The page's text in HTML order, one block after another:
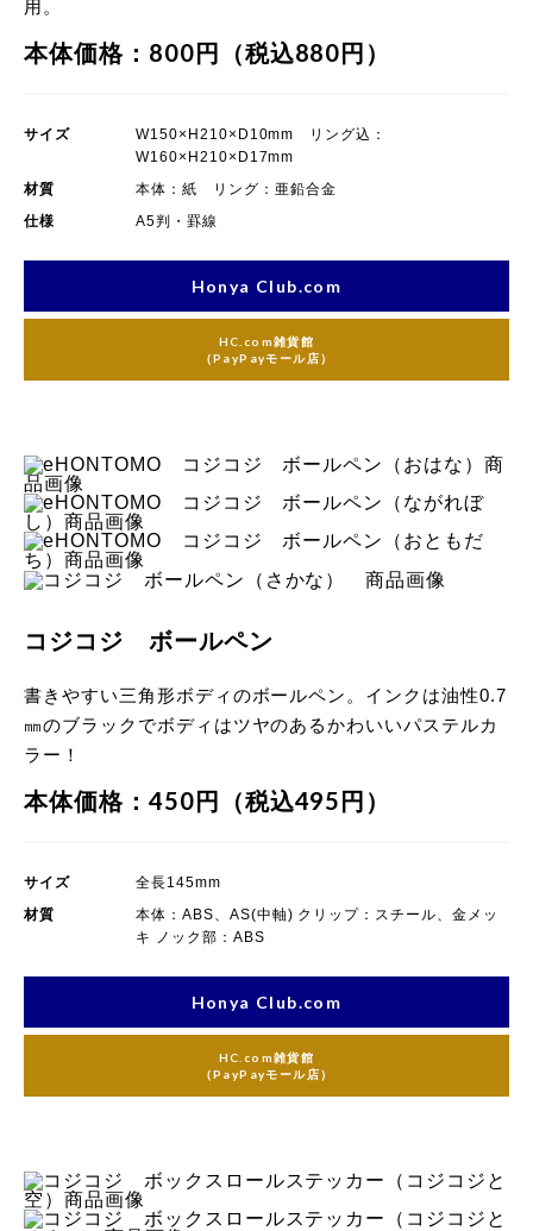
用。
本体価格：800円（税込880円）
サイズ
W150×H210×D10mm リング込：
W160×H210×D17mm
材質
本体：紙 リング：亜鉛合金
仕様
A5判・罫線
Honya Club.com
HC.com雑貨館
（PayPayモール店）
画像
画像
コジコジ ボールペン
書きやすい三角形ボディのボールペン。インクは油性0.7
㎜のブラックでボディはツヤのあるかわいいパステルカ
ラー！
本体価格：450円（税込495円）
サイズ
全長145mm
材質
本体：ABS、AS(中軸) クリップ：スチール、金メッ
キ ノック部：ABS
Honya Club.com
HC.com雑貨館
（PayPayモール店）
画像